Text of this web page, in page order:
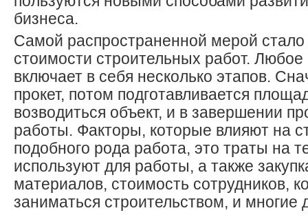
бизнеса.
Самой распространенной мерой
стоимости строительных работ. Любое
включает в себя несколько этапов.
прокет, потом подготавливается
возводиться объект, и в завершении
работы. Факторы, которые влияют на
подобного рода работа, это траты на
используют для работы, а также
материалов, стоимость сотрудников,
заниматься строительством, и многие